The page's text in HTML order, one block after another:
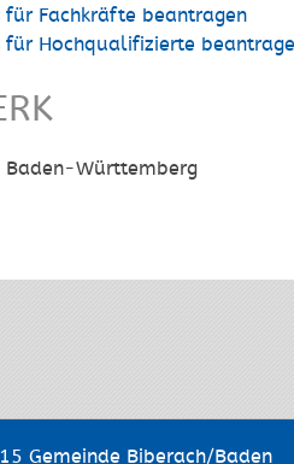
für Fachkräfte beantragen
für Hochqualifizierte
Württemberg
Gemeinde Biberach/Baden